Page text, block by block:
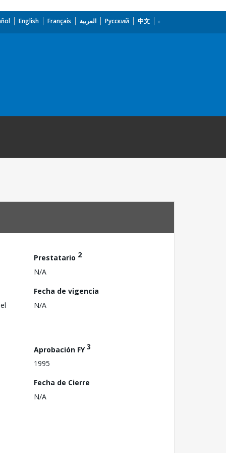
English Français العربية Русский 中文
Prestatario 2
N/A
Fecha de vigencia
N/A
Aprobación FY3
1995
Fecha de Cierre
N/A